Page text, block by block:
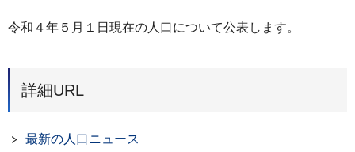
令和４年５月１日現在の人口について公表します。
詳細URL
最新の人口ニュース